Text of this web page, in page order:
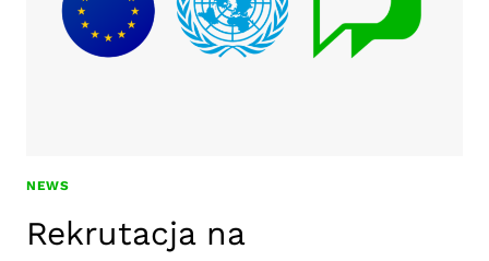
MŁODZIEŻOWEGO
NEWS
Rekrutacja na